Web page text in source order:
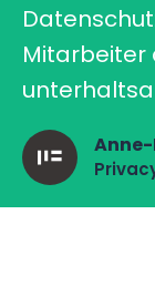
Mitarbeiter